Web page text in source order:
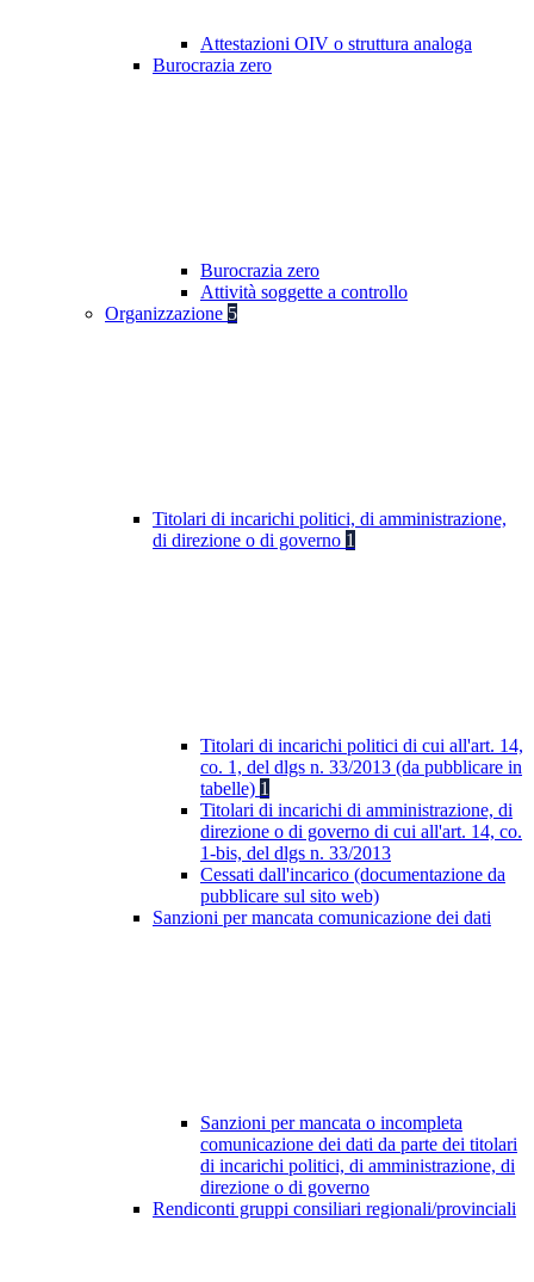
Attestazioni OIV o struttura analoga
Burocrazia zero
Burocrazia zero
Attività soggette a controllo
Organizzazione 5
Titolari di incarichi politici, di amministrazione,
di direzione o di governo 1
Titolari di incarichi politici di cui all'art. 14,
co. 1, del dlgs n. 33/2013 (da pubblicare in
tabelle) 1
Titolari di incarichi di amministrazione, di
direzione o di governo di cui all'art. 14, co.
1-bis, del dlgs n. 33/2013
Cessati dall'incarico (documentazione da
pubblicare sul sito web)
Sanzioni per mancata comunicazione dei dati
Sanzioni per mancata o incompleta
comunicazione dei dati da parte dei titolari
di incarichi politici, di amministrazione, di
direzione o di governo
Rendiconti gruppi consiliari regionali/provinciali